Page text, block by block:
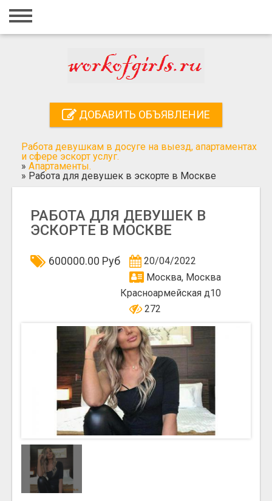
Главная
Регистрация
Добавить объявление
Поиск
ДОБАВИТЬ ОБЪЯВЛЕНИЕ
Работа девушкам в досуге на выезд, апартаментах
и сфере эскорт услуг.
» Апартаменты.
» Работа для девушек в эскорте в Москве
РАБОТА ДЛЯ ДЕВУШЕК В
ЭСКОРТЕ В МОСКВЕ
600000.00 Руб
20/04/2022
Москва, Москва
Красноармейская д10
272